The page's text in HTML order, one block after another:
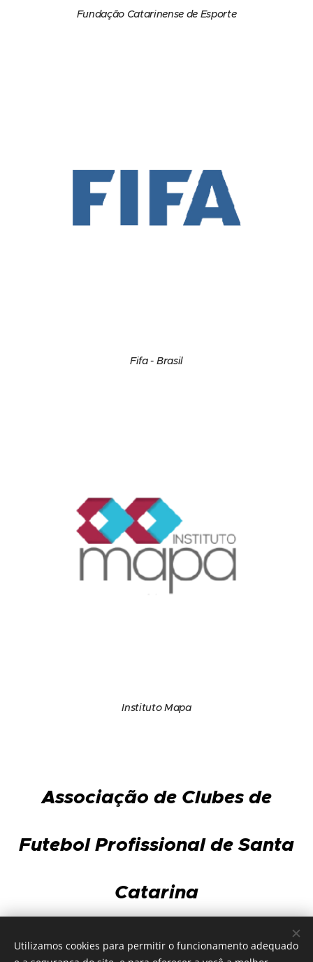
Fundação Catarinense de Esporte
Fifa - Brasil
Instituto Mapa
Associação de Clubes de
Futebol Profissional de Santa
Catarina
Av. Gov. Ivo Silveira, 3.568 - sala 101 - Capoeiras
88085-002 - Florianópolis
Utilizamos cookies para permitir o funcionamento adequado